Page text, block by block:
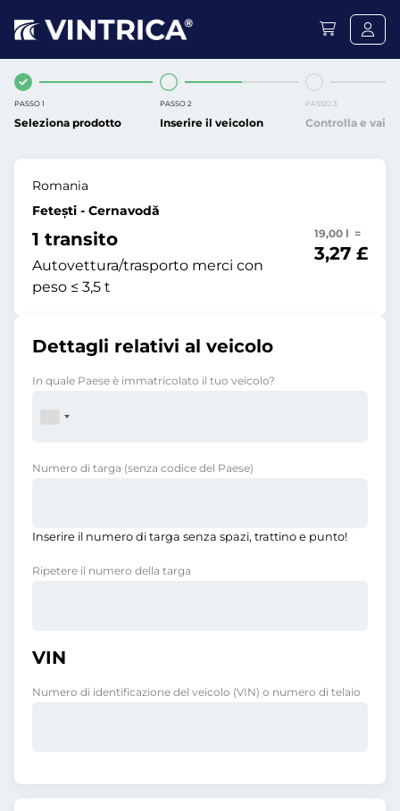
PASSO 1
Seleziona prodotto
PASSO 2
Inserire il veicolon
PASSO 3
Controlla e vai
Romania
Fetești - Cernavodă
1 transito
Autovettura/trasporto merci con
peso ≤ 3,5 t
19,00 l =
3,27 £
Dettagli relativi al veicolo
In quale Paese è immatricolato il tuo veicolo?
Numero di targa (senza codice del Paese)
Inserire il numero di targa senza spazi, trattino e punto!
Ripetere il numero della targa
VIN
Numero di identificazione del veicolo (VIN) o numero di telaio